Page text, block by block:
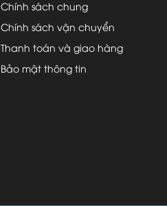
Chính sách chung
Chính sách vận chuyển
Thanh toán và giao hàng
Bảo mật thông tin